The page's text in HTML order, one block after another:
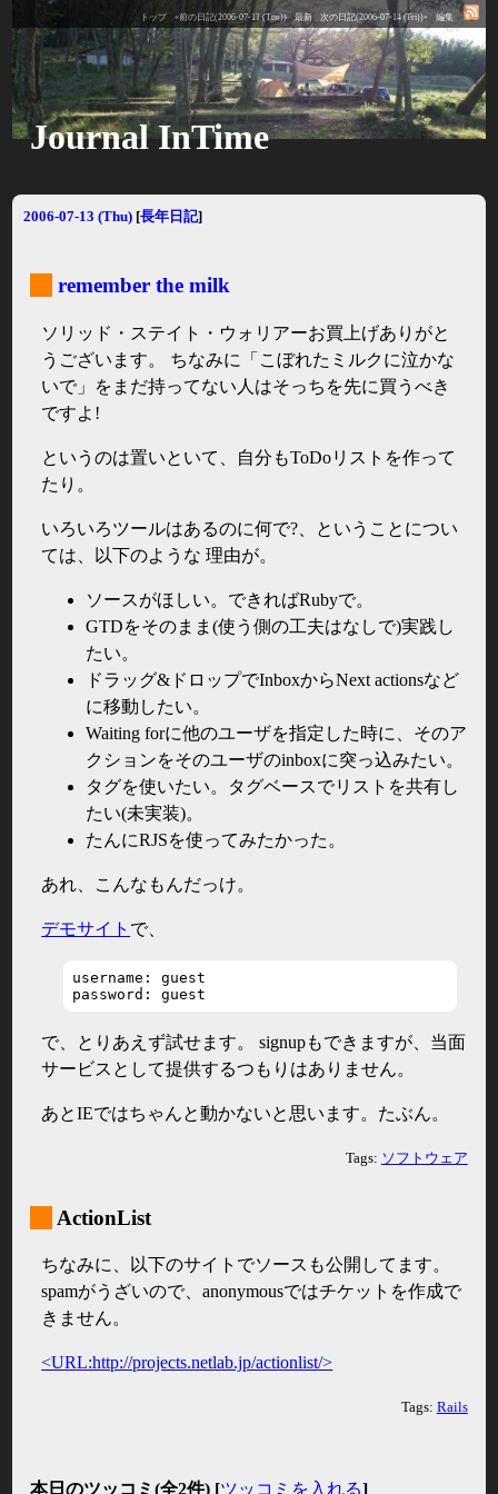
トップ «前の日記(2006-07-11 (Tue)) 最新 次の日記(2006-07-14 (Fri))» 編集
Journal InTime
2006-07-13 (Thu) [長年日記]
remember the milk
ソリッド・ステイト・ウォリアーお買上げありがと
うございます。 ちなみに「こぼれたミルクに泣かな
いで」をまだ持ってない人はそっちを先に買うべき
ですよ!
というのは置いといて、自分もToDoリストを作って
たり。
いろいろツールはあるのに何で?、ということについ
ては、以下のような 理由が。
ソースがほしい。できればRubyで。
GTDをそのまま(使う側の工夫はなしで)実践し
たい。
ドラッグ&ドロップでInboxからNext actionsなど
に移動したい。
Waiting forに他のユーザを指定した時に、そのア
クションをそのユーザのinboxに突っ込みたい。
タグを使いたい。タグベースでリストを共有し
たい(未実装)。
たんにRJSを使ってみたかった。
あれ、こんなもんだっけ。
デモサイト で、
username: guest
password: guest
で、とりあえず試せます。 signupもできますが、当面
サービスとして提供するつもりはありません。
あとIEではちゃんと動かないと思います。たぶん。
Tags: ソフトウェア
ActionList
ちなみに、以下のサイトでソースも公開してます。
spamがうざいので、anonymousではチケットを作成で
きません。
<URL:http://projects.netlab.jp/actionlist/>
Tags: Rails
本日のツッコミ(全2件) [ツッコミを入れる]